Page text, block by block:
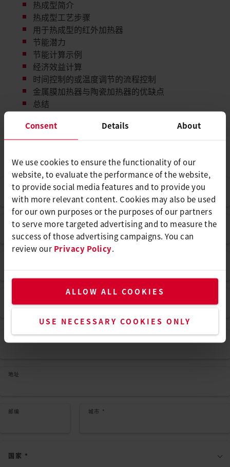
Consent Details About
We use cookies to ensure the functionality of our
website, to evaluate the performance of the website,
to provide social media features and to provide you
with more relevant content. Cookies may also be used
for our own purposes or the purposes of our partners
to serve more targeted advertising and to measure the
success of those advertising campaigns. You can
review our Privacy Policy.
ALLOW ALL COOKIES
USE NECESSARY COOKIES ONLY
热成型简介
热成型工艺步骤
用于热成型的红外加热器
节能潜力
节能计算示例
经济效益计算
时间控制的或温度调节的流程控制
金属膜加热器与陶瓷加热器的优缺点
总结
名 *
姓氏 *
公司 *
地址
邮编 城市 *
国家 *